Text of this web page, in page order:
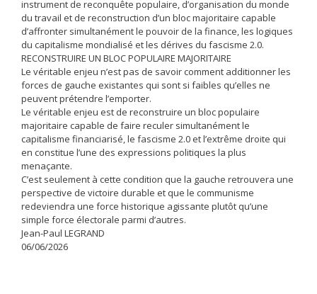
instrument de reconquête populaire, d’organisation du monde
du travail et de reconstruction d’un bloc majoritaire capable
d’affronter simultanément le pouvoir de la finance, les logiques
du capitalisme mondialisé et les dérives du fascisme 2.0.
RECONSTRUIRE UN BLOC POPULAIRE MAJORITAIRE
Le véritable enjeu n’est pas de savoir comment additionner les
forces de gauche existantes qui sont si faibles qu’elles ne
peuvent prétendre l’emporter.
Le véritable enjeu est de reconstruire un bloc populaire
majoritaire capable de faire reculer simultanément le
capitalisme financiarisé, le fascisme 2.0 et l’extrême droite qui
en constitue l’une des expressions politiques la plus
menaçante.
C’est seulement à cette condition que la gauche retrouvera une
perspective de victoire durable et que le communisme
redeviendra une force historique agissante plutôt qu’une
simple force électorale parmi d’autres.
Jean-Paul LEGRAND
06/06/2026